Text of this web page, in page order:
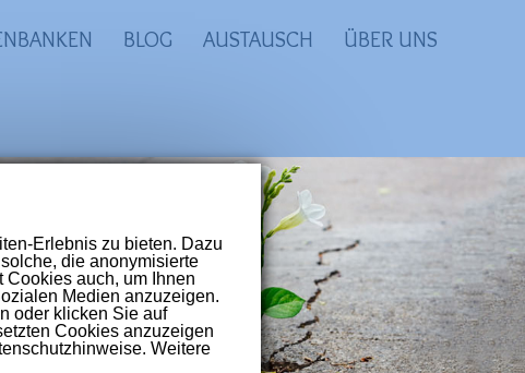
BLOG AUSTAUSCH ÜBER UNS
Raum
Covid und